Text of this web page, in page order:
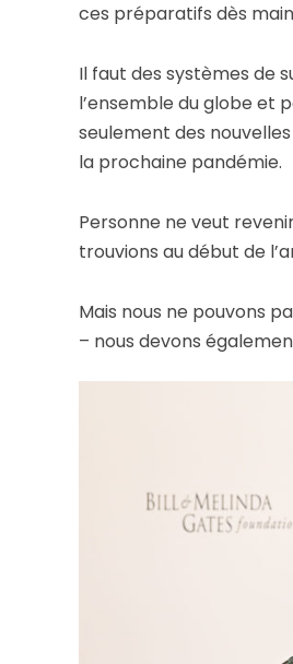
ces préparatifs dès
Il faut des systèmes de
l’ensemble du globe et
seulement des
la prochaine pandémie.
Personne ne veut
trouvions au début de
Mais nous ne pouvons
– nous devons